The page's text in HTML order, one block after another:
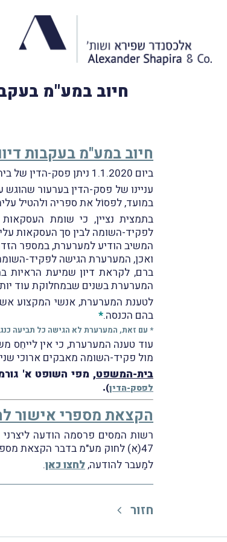
חיוב במע"מ
חיוב במע"מ בעקבות
ביום 1.1.2020 ניתן פסק-הדין של בית-המשפט המחוזי בתל-אביב בעניין
עניינו של פסק-הדין בערעור
במועד, לפסוֹל את ספריה ולהטיל
בתמצית נציין, כי שומת
לפקיד-השומה לבין סך העסקאות
המשיב הודיע למערערת, במספר
ואכן, המערערת הגישה לפקיד-
ברם, לקראת דיון שמיעת
המערערת בשנים שבמחלוקת עוד
לטענת המערערת, אנשי המקצוע
בהם הכנסה.*
* עם זאת, המערערת לא הגישה כל תביעה
עוד טענה המערערת, כי אין
מול פקיד-השומה מאבקים ארוכי
בית-המשפט, מפי השופט א'
לפסק-הדין)
.
הקצאת מספרי אישור
רשות המסים פרסמה הודעה ליצרני
47(א) לחוק מע"מ בדבר הקצאת מספרי אישור לחשבוניות מס מעל סכום של 5,000 ש"ח
למַעבר להודעה,לחצו כאן.
חזור